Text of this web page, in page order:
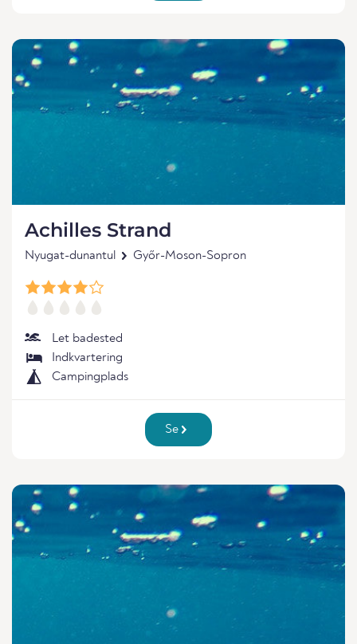
Achilles Strand
Nyugat-dunantul Győr-Moson-Sopron
Let badested
Indkvartering
Campingplads
Se